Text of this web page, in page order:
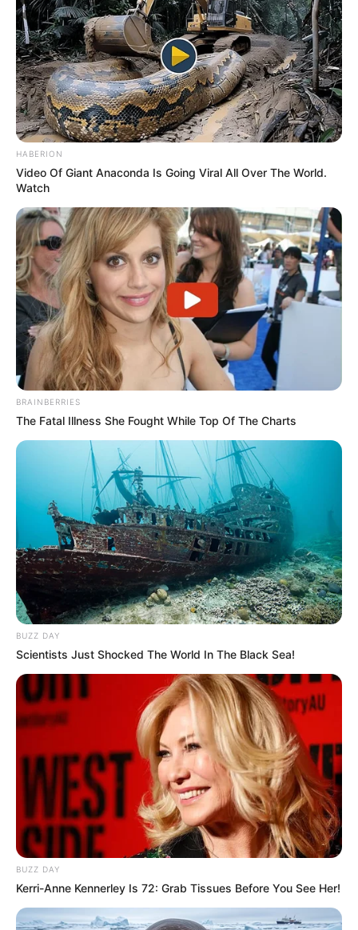
HABERION
Video Of Giant Anaconda Is Going Viral All Over The World.
Watch
BRAINBERRIES
The Fatal Illness She Fought While Top Of The Charts
BUZZ DAY
Scientists Just Shocked The World In The Black Sea!
BUZZ DAY
Kerri-Anne Kennerley Is 72: Grab Tissues Before You See Her!